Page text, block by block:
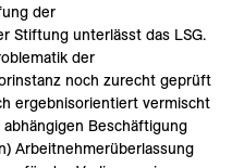
der
Stiftung unterlässt das LSG.
der
noch zurecht geprüft
ergebnisorientiert vermischt
Beschäftigung
Arbeitnehmerüberlassung